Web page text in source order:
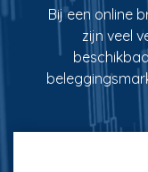
Bij een online
zijn veel